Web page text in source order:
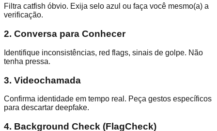
Filtra catfish óbvio. Exija selo azul ou faça você mesmo(a) a
verificação.
2. Conversa para Conhecer
Identifique inconsistências, red flags, sinais de golpe. Não
tenha pressa.
3. Videochamada
Confirma identidade em tempo real. Peça gestos específicos
para descartar deepfake.
4. Background Check (FlagCheck)